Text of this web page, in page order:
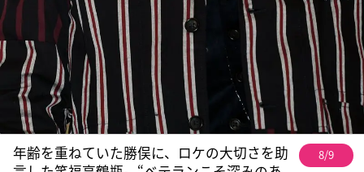
年齢を重ねていた勝俣に、ロケの大切さを助
8/9